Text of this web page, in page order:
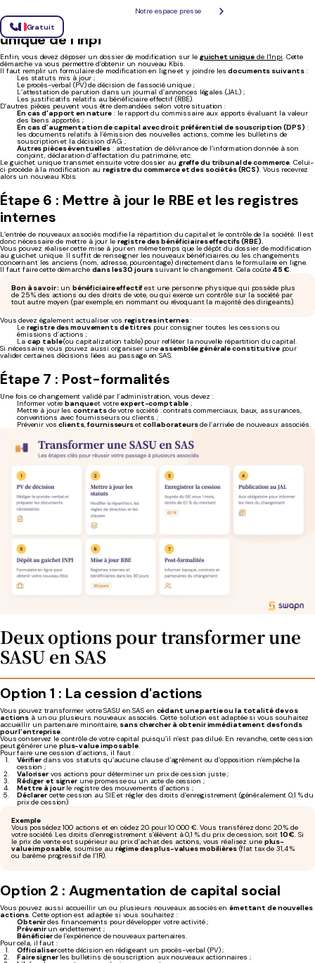
Notre espace presse
Gratuit
Étape 5 : Déposer le dossier sur le guichet
unique de l’Inpi
Enfin, vous devez déposer un dossier de modification sur le guichet unique de l’Inpi. Cette
démarche va vous permettre d’obtenir un nouveau Kbis.
Il faut remplir un formulaire de modification en ligne et y joindre lesdocuments suivants :
Les statuts mis à jour ;
Le procès-verbal (PV) de décision de l’associé unique ;
L’attestation de parution dans un journal d’annonces légales (JAL) ;
Les justificatifs relatifs au bénéficiaire effectif (RBE).
D’autres pièces peuvent vous être demandées selon votre situation :
En cas d'apport en nature : le rapport du commissaire aux apports évaluant la valeur
des biens apportés ;
En cas d’augmentation de capital avec droit préférentiel de souscription (DPS) :
les documents relatifs à l’émission des nouvelles actions, comme les bulletins de
souscription et la décision d’AG ;
Autres pièces éventuelles : attestation de délivrance de l’information donnée à son
conjoint, déclaration d’affectation du patrimoine, etc.
Le guichet unique transmet ensuite votre dossier au greffe du tribunal de commerce. Celui-
ci procède à la modification auregistre du commerce et des sociétés (RCS). Vous recevrez
alors un nouveau Kbis.
Étape 6 : Mettre à jour le RBE et les registres
internes
L’entrée de nouveaux associés modifie la répartition du capital et le contrôle de la société. Il est
donc nécessaire de mettre à jour le registre des bénéficiaires effectifs (RBE).
Vous pouvez réaliser cette mise à jour en même temps que le dépôt du dossier de modification
au guichet unique. Il suffit de renseigner les nouveaux bénéficiaires ou les changements
concernant les anciens (nom, adresse, pourcentage) directement dans le formulaire en ligne.
Il faut faire cette démarche dans les 30 jourssuivant le changement. Cela coûte 45 €.
Bon à savoir : un bénéficiaire effectifest une personne physique qui possède plus
de 25 % des actions ou des droits de vote, ou qui exerce un contrôle sur la société par
tout autre moyen (par exemple, en nommant ou révoquant la majorité des dirigeants).
Vous devez également actualiser vos registres internes:
Le registre des mouvements de titrespour consigner toutes les cessions ou
émissions d’actions ;
La cap table(ou capitalization table) pour refléter la nouvelle répartition du capital.
Si nécessaire, vous pouvez aussi organiser une assemblée générale constitutivepour
valider certaines décisions liées au passage en SAS.
Étape 7 : Post-formalités
Une fois ce changement validé par l’administration, vous devez :
Informer votrebanqueet votreexpert-comptable ;
Mettre à jour les contratsde votre société : contrats commerciaux, baux, assurances,
conventions avec fournisseurs ou clients ;
Prévenir vosclients,fournisseursetcollaborateursde l’arrivée de nouveaux associés.
Deux options pour transformer une
SASU en SAS
Option 1 : La cession d'actions
Vous pouvez transformer votre SASU en SAS en cédant une partie ou la totalité de vos
actions à un ou plusieurs nouveaux associés. Cette solution est adaptée si vous souhaitez
accueillir un partenaire minoritaire, sans chercher à obtenir immédiatement des fonds
pour l’entreprise.
Vous conservez le contrôle de votre capital puisqu’il n’est pas dilué. En revanche, cette cession
peut générer une plus-value imposable.
Pour faire une cession d’actions, il faut :
Vérifier dans vos statuts qu’aucune clause d’agrément ou d’opposition n’empêche la
cession ;
Valoriservos actions pour déterminer un prix de cession juste ;
Rédiger et signerune promesse ou un acte de cession ;
Mettre à jourle registre des mouvements d’actions ;
Déclarer cette cession au SIE et régler des droits d’enregistrement (généralement 0,1 % du
prix de cession).
Exemple
Vous possédez 100 actions et en cédez 20 pour 10 000 €. Vous transférez donc 20 % de
votre société. Les droits d’enregistrement s’élèvent à 0,1 % du prix de cession, soit 10 €. Si
le prix de vente est supérieur au prix d’achat des actions, vous réalisez une plus-
value imposable, soumise au régime des plus-values mobilières(flat tax de 31,4 %
ou barème progressif de l’IR).
Option 2 : Augmentation de capital social
Vous pouvez aussi accueillir un ou plusieurs nouveaux associés enémettant de nouvelles
actions. Cette option est adaptée si vous souhaitez :
Obtenirdes financements pour développer votre activité ;
Prévenir un endettement ;
Bénéficierde l’expérience de nouveaux partenaires.
Pour cela, il faut :
Officialisercette décision en rédigeant un procès-verbal (PV) ;
Faire signerles bulletins de souscription aux nouveaux actionnaires ;